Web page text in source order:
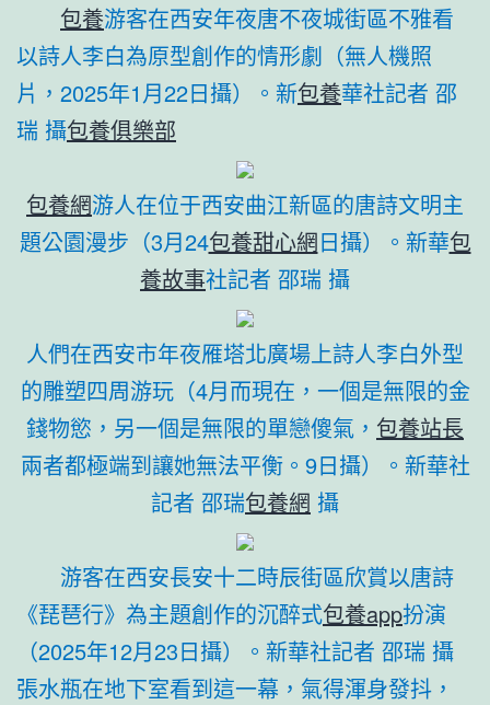
包養游客在西安年夜唐不夜城街區不雅看
以詩人李白為原型創作的情形劇（無人機照
片，2025年1月22日攝）。 新包養華社記者 邵
瑞 攝包養俱樂部
包養網游人在位于西安曲江新區的唐詩文明主
題公園漫步（3月24包養甜心網日攝）。新華包
養故事社記者 邵瑞 攝
人們在西安市年夜雁塔北廣場上詩人李白外型
的雕塑四周游玩（4月而現在，一個是無限的金
錢物慾，另一個是無限的單戀傻氣， 包養站長
兩者都極端到讓她無法平衡。9日攝）。新華社
記者 邵瑞包養網 攝
游客在西安長安十二時辰街區欣賞以唐詩
《琵琶行》為主題創作的沉醉式包養app扮演
（2025年12月23日攝）。 新華社記者 邵瑞 攝
張水瓶在地下室看到這一幕，氣得渾身發抖，